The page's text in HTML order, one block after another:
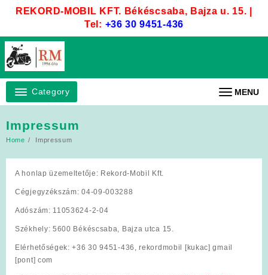
REKORD-MOBIL KFT. Békéscsaba, Bajza u. 15. |
Tel: +36 30 9451-436
Category MENU
Impressum
Home Impressum
A honlap üzemeltetője: Rekord-Mobil Kft.
Cégjegyzékszám: 04-09-003288
Adószám: 11053624-2-04
Székhely: 5600 Békéscsaba, Bajza utca 15.
Elérhetőségek: +36 30 9451-436, rekordmobil [kukac] gmail
[pont] com